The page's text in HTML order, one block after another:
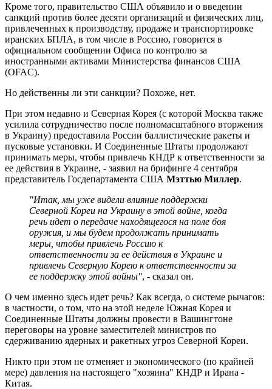
Кроме того, правительство США объявило и о введении
санкций против более десяти организаций и физических лиц,
привлеченных к производству, продаже и транспортировке
иранских БПЛА, в том числе в Россию, говорится в
официальном сообщении Офиса по контролю за
иностранными активами Министерства финансов США
(OFAC).
Но действенны ли эти санкции? Похоже, нет.
При этом недавно и Северная Корея (с которой Москва также
усилила сотрудничество после полномасштабного вторжения
в Украину) предоставила России баллистические ракеты и
пусковые установки. И Соединенные Штаты продолжают
принимать меры, чтобы привлечь КНДР к ответственности за
ее действия в Украине, - заявил на брифинге 4 сентября
представитель Госдепартамента США Мэттью Миллер.
"Итак, мы уже видели влияние поддержки
Северной Кореи на Украину в этой войне, когда
речь идет о передаче находящегося на поле боя
оружия, и мы будем продолжать принимать
меры, чтобы привлечь Россию к
ответственности за ее действия в Украине и
привлечь Северную Корею к ответственности за
ее поддержку этой войны", - сказал он.
О чем именно здесь идет речь? Как всегда, о системе рычагов:
в частности, о том, что на этой неделе Южная Корея и
Соединенные Штаты должны провести в Вашингтоне
переговоры на уровне заместителей министров по
сдерживанию ядерных и ракетных угроз Северной Кореи.
Никто при этом не отменяет и экономического (по крайней
мере) давления на настоящего "хозяина" КНДР и Ирана -
Китая.